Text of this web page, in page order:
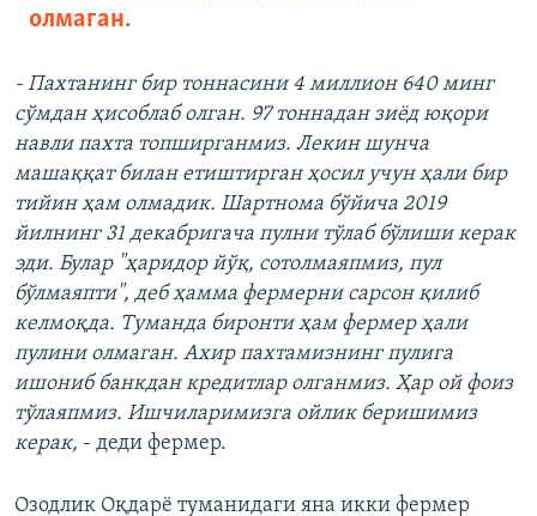
олмаган.
- Пахтанинг бир тоннасини 4 миллион 640 минг
сўмдан ҳисоблаб олган. 97 тоннадан зиёд юқори
навли пахта топширганмиз. Лекин шунча
машаққат билан етиштирган ҳосил учун ҳали бир
тийин ҳам олмадик. Шартнома бўйича 2019
йилнинг 31 декабригача пулни тўлаб бўлиши керак
эди. Булар "ҳаридор йўқ, сотолмаяпмиз, пул
бўлмаяпти", деб ҳамма фермерни сарсон қилиб
келмоқда. Туманда биронти ҳам фермер ҳали
пулини олмаган. Ахир пахтамизнинг пулига
ишониб банкдан кредитлар олганмиз. Ҳар ой фоиз
тўлаяпмиз. Ишчиларимизга ойлик беришимиз
керак, - деди фермер.
Озодлик Оқдарё туманидаги яна икки фермер